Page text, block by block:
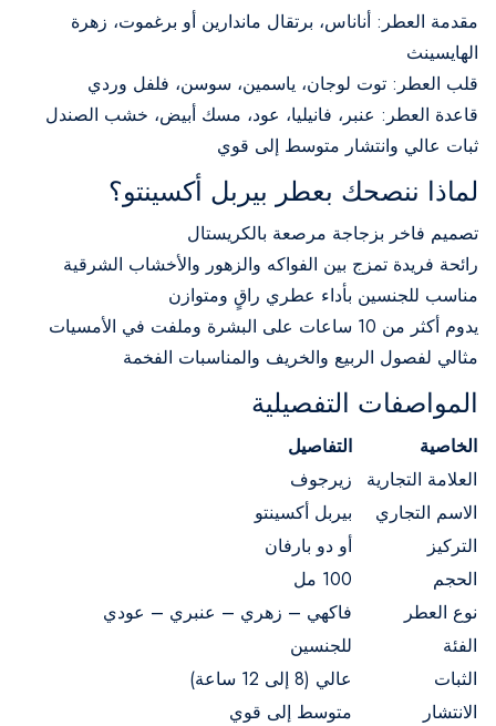
مقدمة العطر: أناناس، برتقال ماندارين أو برغموت، زهرة
الهايسينث
قلب العطر: توت لوجان، ياسمين، سوسن، فلفل وردي
قاعدة العطر: عنبر، فانيليا، عود، مسك أبيض، خشب الصندل
ثبات عالي وانتشار متوسط إلى قوي
لماذا ننصحك بعطر بيربل أكسينتو؟
تصميم فاخر بزجاجة مرصعة بالكريستال
رائحة فريدة تمزج بين الفواكه والزهور والأخشاب الشرقية
مناسب للجنسين بأداء عطري راقٍ ومتوازن
يدوم أكثر من 10 ساعات على البشرة وملفت في الأمسيات
مثالي لفصول الربيع والخريف والمناسبات الفخمة
المواصفات التفصيلية
الخاصية
التفاصيل
العلامة التجارية
زيرجوف
الاسم التجاري
بيربل أكسينتو
التركيز
أو دو بارفان
الحجم
100 مل
نوع العطر
فاكهي – زهري – عنبري – عودي
الفئة
للجنسين
الثبات
عالي (8 إلى 12 ساعة)
الانتشار
متوسط إلى قوي